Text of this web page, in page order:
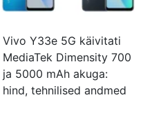
Vivo Y33e 5G käivitati
MediaTek Dimensity 700
ja 5000 mAh akuga:
hind, tehnilised andmed